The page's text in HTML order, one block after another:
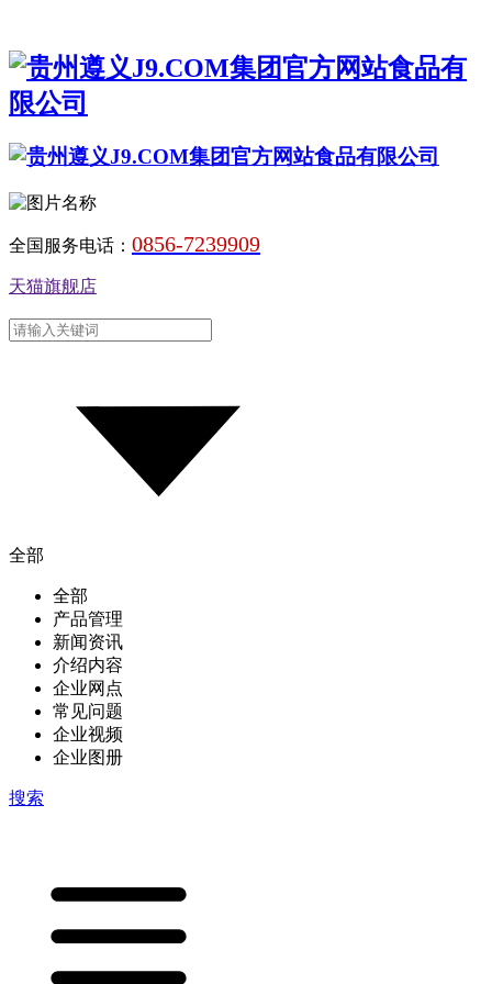
全国服务电话： 0856-7239909
天猫旗舰店
全部
全部
产品管理
新闻资讯
介绍内容
企业网点
常见问题
企业视频
企业图册
搜索